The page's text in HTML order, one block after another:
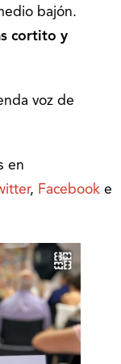
bajón.
cortito y
voz de
en
, Facebook e